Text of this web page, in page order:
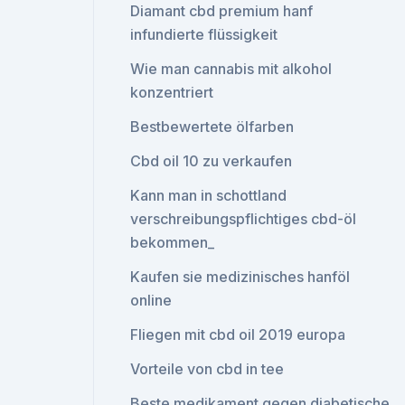
Diamant cbd premium hanf
infundierte flüssigkeit
Wie man cannabis mit alkohol
konzentriert
Bestbewertete ölfarben
Cbd oil 10 zu verkaufen
Kann man in schottland
verschreibungspflichtiges cbd-öl
bekommen_
Kaufen sie medizinisches hanföl
online
Fliegen mit cbd oil 2019 europa
Vorteile von cbd in tee